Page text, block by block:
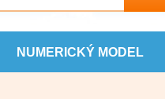
NUMERICKÝ MODEL